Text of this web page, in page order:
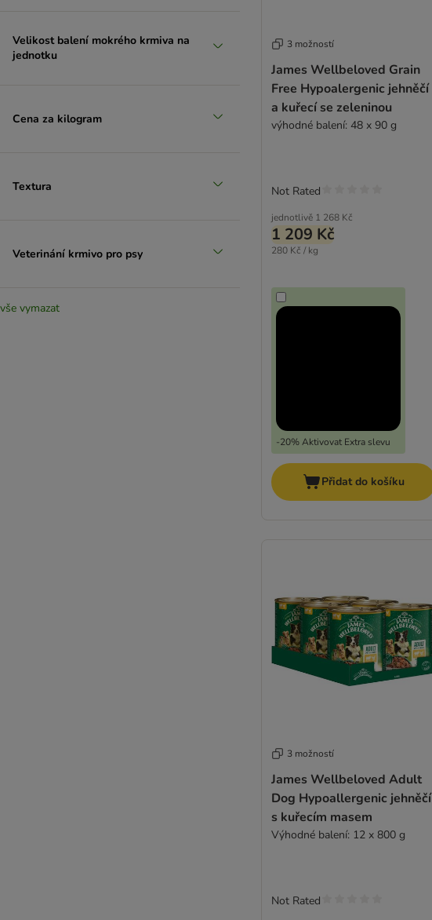
Velikost balení mokrého krmiva na
jednotku
Cena za kilogram
Textura
Veterinání krmivo pro psy
vše vymazat
3 možností
James Wellbeloved Grain
Free Hypoalergenic jehněčí
a kuřecí se zeleninou
výhodné balení: 48 x 90 g
jednotlivě 1 268 Kč
1 209 Kč
280 Kč / kg
-20% Aktivovat Extra slevu
Not Rated
Přidat do košíku
3 možností
James Wellbeloved Adult
Dog Hypoallergenic jehněčí
s kuřecím masem
Výhodné balení: 12 x 800 g
Not Rated